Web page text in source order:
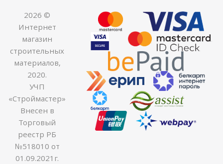
2026 ©
Интернет
магазин
строительных
материалов,
2020.
УЧП
«Строймастер»
Внесен в
Торговый
реестр РБ
№518010 от
01.09.2021г.